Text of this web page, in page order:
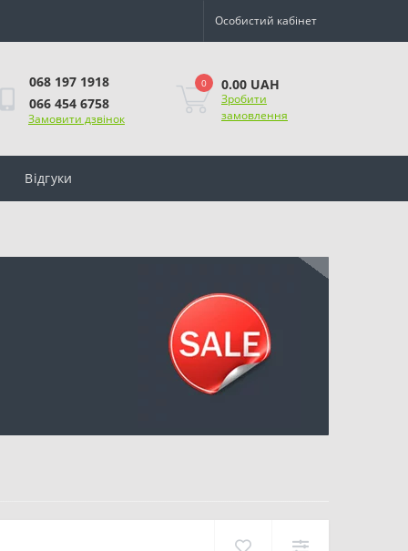
Особистий кабінет
068 197 1918
066 454 6758
Замовити дзвінок
0 0.00 UAH
Зробити
замовлення
Відгуки